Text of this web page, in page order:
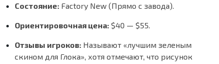
Состояние: Factory New (Прямо с завода).
Ориентировочная цена: $40 — $55.
Отзывы игроков: Называют «лучшим зеленым
скином для Глока», хотя отмечают, что рисунок